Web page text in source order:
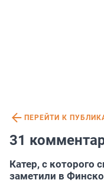
ПЕРЕЙТИ К
31
Катер, с которого
заметили в